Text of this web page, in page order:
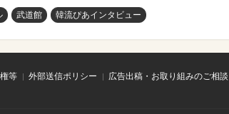
武道館 韓流ぴあインタビュー
等 外部送信ポリシー
広告出稿・お取り組みのご相